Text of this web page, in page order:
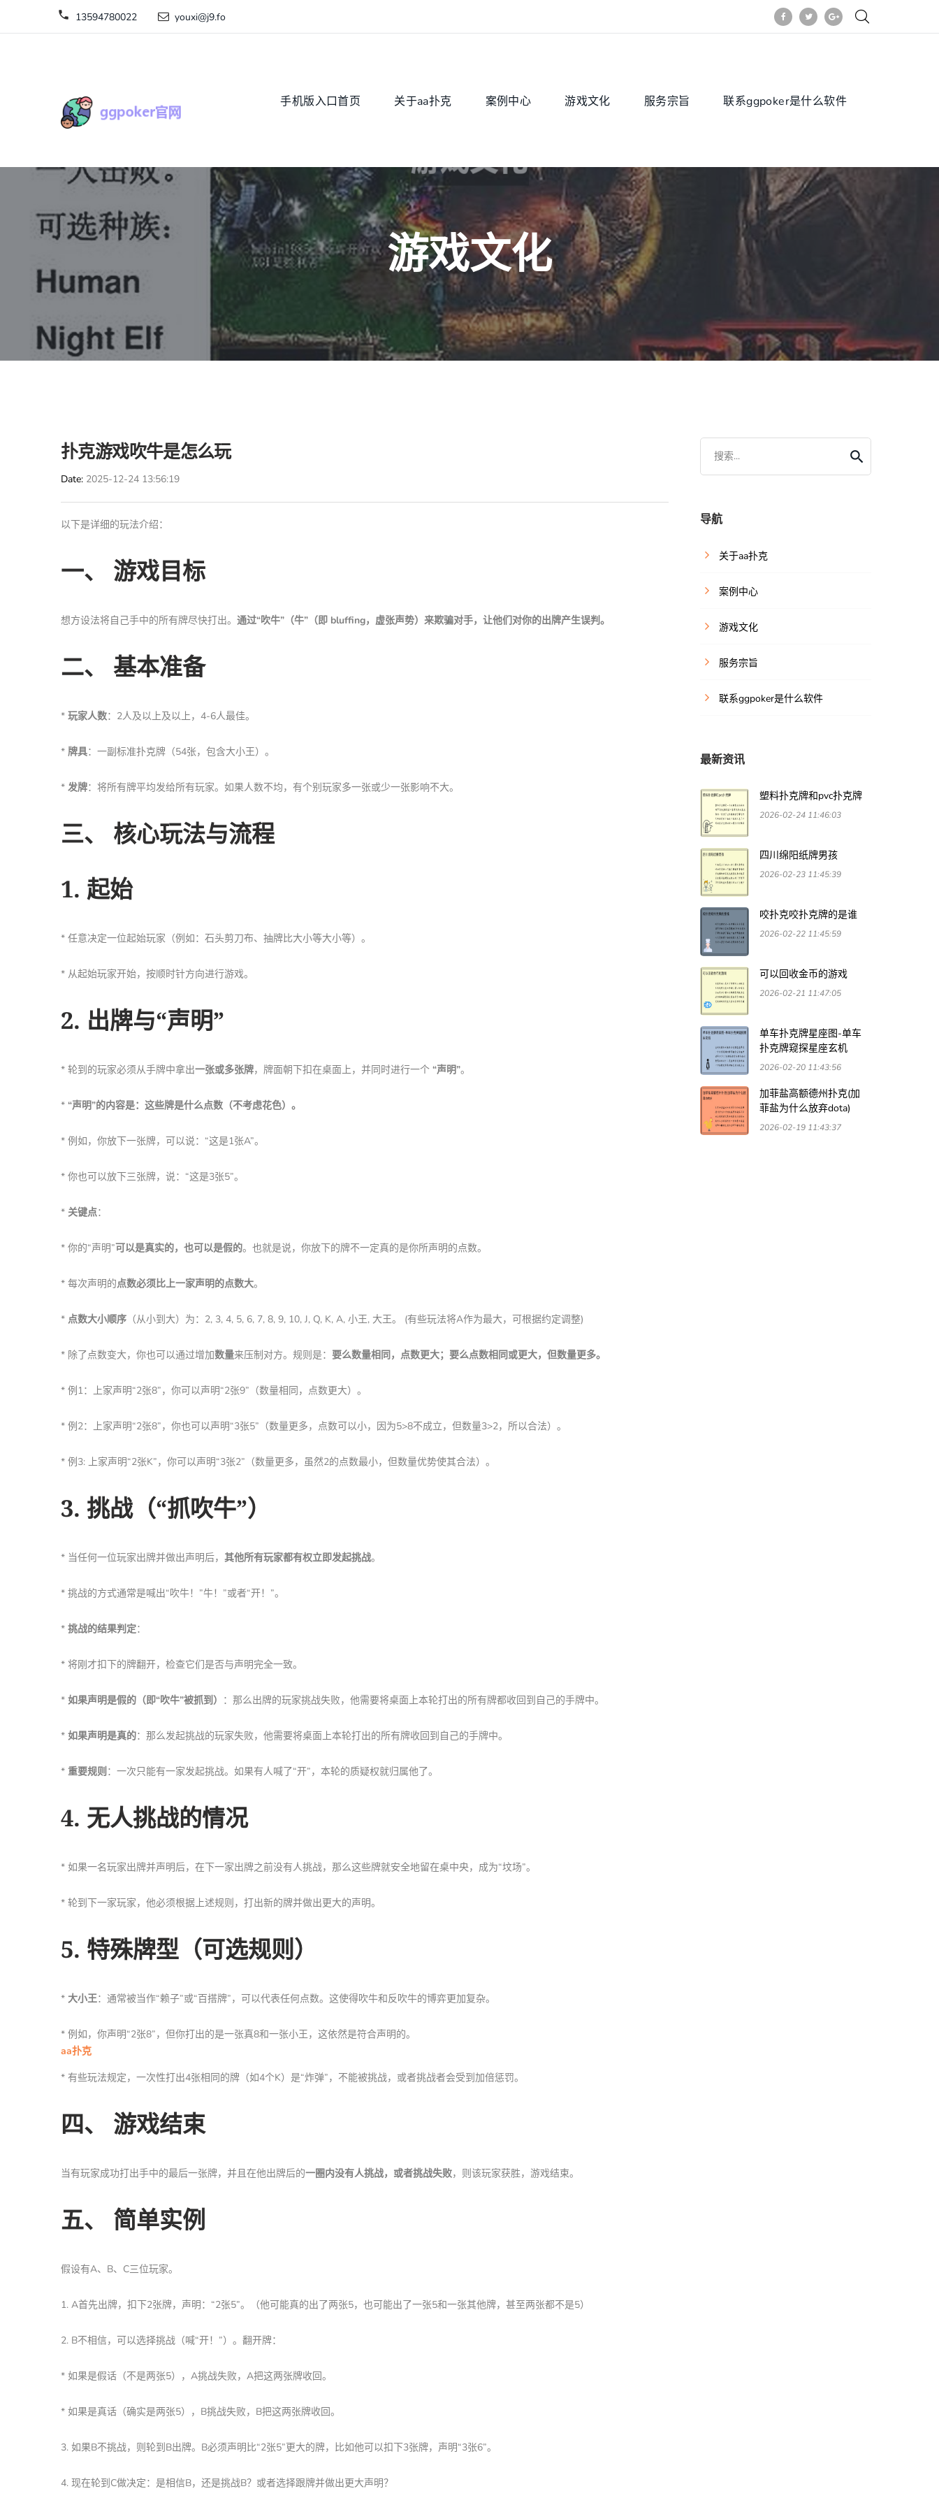
13594780022 youxi@j9.fo
手机版入口首页 关于aa扑克 案例中心 游戏文化 服务宗旨 联系ggpoker是什么软件
游戏文化
扑克游戏吹牛是怎么玩
Date 2025-12-24 13:56:19
以下是详细的玩法介绍：
一、 游戏目标
想方设法将自己手中的所有牌尽快打出。 通过“吹牛”（牛”（即 bluffing，虚张声势）来欺骗对手，让他们对你的出牌产生误判。
二、 基本准备
* 玩家人数：2人及以上及以上，4-6人最佳。
* 牌具：一副标准扑克牌（54张，包含大小王）。
* 发牌：将所有牌平均发给所有玩家。如果人数不均，有个别玩家多一张或少一张影响不大。
三、 核心玩法与流程
1. 起始
* 任意决定一位起始玩家（例如：石头剪刀布、抽牌比大小等大小等）。
* 从起始玩家开始，按顺时针方向进行游戏。
2. 出牌与“声明”
* 轮到的玩家必须从手牌中拿出一张或多张牌，牌面朝下扣在桌面上，并同时进行一个 “声明”。
* “声明”的内容是：这些牌是什么点数（不考虑花色）。
* 例如，你放下一张牌，可以说：“这是1张A”。
* 你也可以放下三张牌，说：“这是3张5”。
* 关键点：
* 你的“声明”可以是真实的，也可以是假的。也就是说，你放下的牌不一定真的是你所声明的点数。
* 每次声明的点数必须比上一家声明的点数大。
* 点数大小顺序 （从小到大）为：2, 3, 4, 5, 6, 7, 8, 9, 10, J, Q, K, A, 小王, 大王。 (有些玩法将A作为最大，可根据约定调整)
* 除了点数变大，你也可以通过增加数量来压制对方。规则是： 要么数量相同，点数更大；要么点数相同或更大，但数量更多。
* 例1：上家声明“2张8”，你可以声明“2张9”（数量相同，点数更大）。
* 例2：上家声明“2张8”，你也可以声明“3张5”（数量更多，点数可以小，因为5>8不成立，但数量3>2，所以合法）。
* 例3: 上家声明“2张K”，你可以声明“3张2”（数量更多，虽然2的点数最小，但数量优势使其合法）。
3. 挑战（“抓吹牛”）
* 当任何一位玩家出牌并做出声明后， 其他所有玩家都有权立即发起挑战。
* 挑战的方式通常是喊出“吹牛！”牛！”或者“开！”。
* 挑战的结果判定：
* 将刚才扣下的牌翻开，检查它们是否与声明完全一致。
* 如果声明是假的（即“吹牛”被抓到） ：那么出牌的玩家挑战失败，他需要将桌面上本轮打出的所有牌都收回到自己的手牌中。
* 如果声明是真的：那么发起挑战的玩家失败，他需要将桌面上本轮打出的所有牌收回到自己的手牌中。
* 重要规则 ：一次只能有一家发起挑战。如果有人喊了“开”，本轮的质疑权就归属他了。
4. 无人挑战的情况
* 如果一名玩家出牌并声明后，在下一家出牌之前没有人挑战，那么这些牌就安全地留在桌中央，成为“坟场”。
* 轮到下一家玩家，他必须根据上述规则，打出新的牌并做出更大的声明。
5. 特殊牌型（可选规则）
* 大小王：通常被当作“赖子”或“百搭牌”，可以代表任何点数。这使得吹牛和反吹牛的博弈更加复杂。
* 例如，你声明“2张8”，但你打出的是一张真8和一张小王，这依然是符合声明的。
aa扑克
* 有些玩法规定，一次性打出4张相同的牌（如4个K）是“炸弹”，不能被挑战，或者挑战者会受到加倍惩罚。
四、 游戏结束
当有玩家成功打出手中的最后一张牌，并且在他出牌后的一圈内没有人挑战，或者挑战失败，则该玩家获胜，游戏结束。
五、 简单实例
假设有A、B、C三位玩家。
1. A首先出牌，扣下2张牌，声明：“2张5”。（他可能真的出了两张5，也可能出了一张5和一张其他牌，甚至两张都不是5）
2. B不相信，可以选择挑战（喊“开！”）。翻开牌：
* 如果是假话（不是两张5），A挑战失败，A把这两张牌收回。
* 如果是真话（确实是两张5），B挑战失败，B把这两张牌收回。
3. 如果B不挑战，则轮到B出牌。B必须声明比“2张5”更大的牌，比如他可以扣下3张牌，声明“3张6”。
4. 现在轮到C做决定：是相信B，还是挑战B？或者选择跟牌并做出更大声明？
搜索...
导航
关于aa扑克
案例中心
游戏文化
服务宗旨
联系ggpoker是什么软件
最新资讯
塑料扑克牌和pvc扑克牌
2026-02-24 11:46:03
四川绵阳纸牌男孩
2026-02-23 11:45:39
咬扑克咬扑克牌的是谁
2026-02-22 11:45:59
可以回收金币的游戏
2026-02-21 11:47:05
单车扑克牌星座图-单车
扑克牌窥探星座玄机
2026-02-20 11:43:56
加菲盐高额德州扑克(加
菲盐为什么放弃dota)
2026-02-19 11:43:37